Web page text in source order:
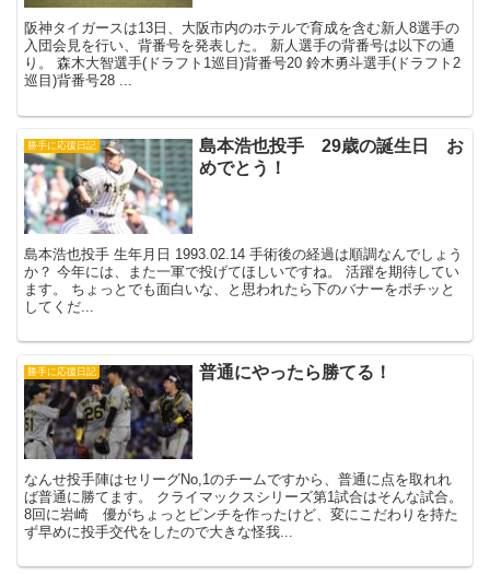
阪神タイガースは13日、大阪市内のホテルで育成を含む新人8選手の
入団会見を行い、背番号を発表した。 新人選手の背番号は以下の通
り。 森木大智選手(ドラフト1巡目)背番号20 鈴木勇斗選手(ドラフト2
巡目)背番号28 ...
勝手に応援日記
島本浩也投手 29歳の誕生日 お
めでとう！
島本浩也投手 生年月日 1993.02.14 手術後の経過は順調なんでしょう
か？ 今年には、また一軍で投げてほしいですね。 活躍を期待してい
ます。 ちょっとでも面白いな、と思われたら下のバナーをポチッと
してくだ...
勝手に応援日記 普通にやったら勝てる！
なんせ投手陣はセリーグNo,1のチームですから、普通に点を取れれ
ば普通に勝てます。 クライマックスシリーズ第1試合はそんな試合。
8回に岩崎 優がちょっとピンチを作ったけど、変にこだわりを持た
ず早めに投手交代をしたので大きな怪我...